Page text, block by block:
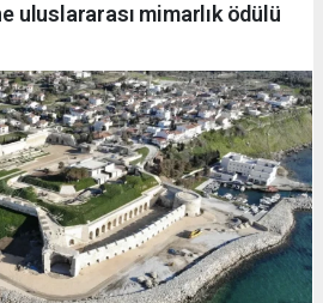
uluslararası mimarlık ödülü